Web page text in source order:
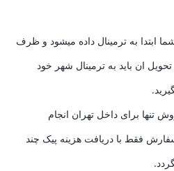
ابتدا به ترمینال داده میشود و ظرف
ان باید به ترمینال شهر خود
برای داخل تهران انجام
فقط با دریافت هزینه پیک چند